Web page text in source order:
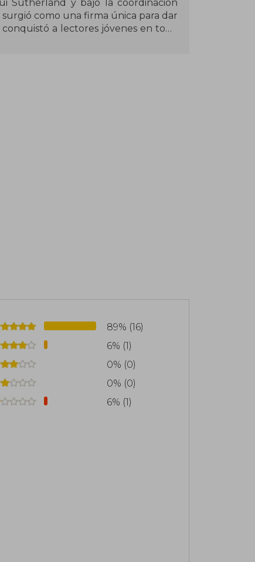
Sutherland y bajo la coordinación
como una firma única para dar
a lectores jóvenes en todo
felinos, códigos de honor y
89% (16)
6% (1)
0% (0)
0% (0)
6% (1)